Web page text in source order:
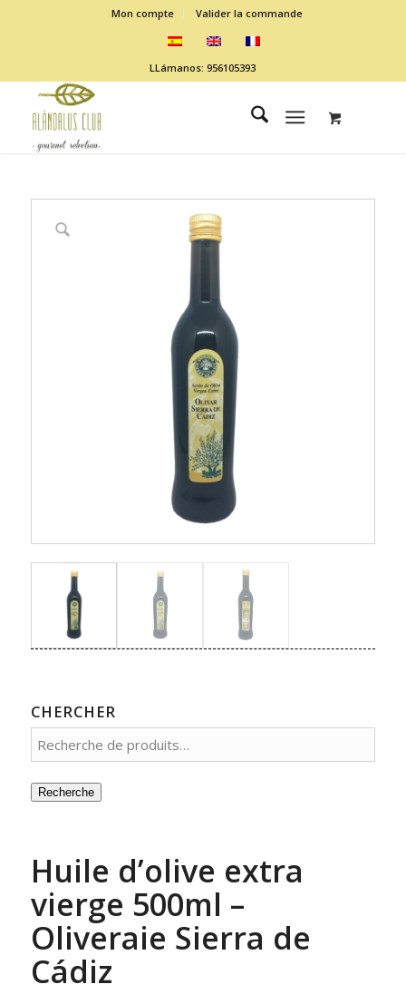
Mon compte Valider la commande
LLámanos: 956105393
CHERCHER
Recherche
Huile d’olive extra
vierge 500ml –
Oliveraie Sierra de
Cádiz